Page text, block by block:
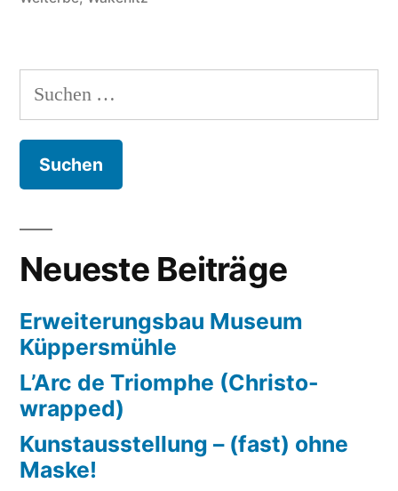
Suchen
nach:
Neueste Beiträge
Erweiterungsbau Museum
Küppersmühle
L’Arc de Triomphe (Christo-
wrapped)
Kunstausstellung – (fast) ohne
Maske!